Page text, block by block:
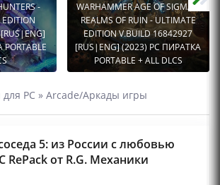
-
WARHAMMER AGE OF SIGMAR:
REALMS OF RUIN - ULTIMATE
EDITION V.BUILD 16842927
[RUS|ENG] (2023) PC ПИРАТКА
PORTABLE + ALL DLCS
PC » Arcade/Аркады игры
5: из России с любовью
RePack от R.G. Механики